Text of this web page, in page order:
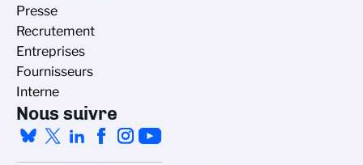
Presse
Recrutement
Entreprises
Fournisseurs
Interne
Nous suivre